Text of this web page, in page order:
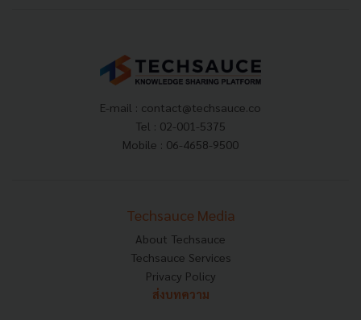
E-mail : contact@techsauce.co
Tel : 02-001-5375
Mobile : 06-4658-9500
Techsauce Media
About Techsauce
Techsauce Services
Privacy Policy
ส่งบทความ